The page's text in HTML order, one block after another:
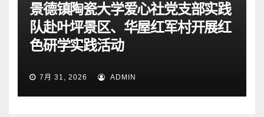
景德镇陶瓷大学爱心社党支部实践
队赴叶坪景区、华屋红军村开展红
色研学实践活动
7月 31, 2026 ADMIN